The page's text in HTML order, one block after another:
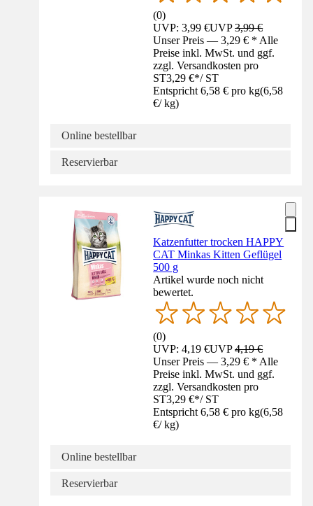
(0)
UVP: 3,99 €UVP3,99 €
Unser Preis — 3,29 € * Alle
Preise inkl. MwSt. und ggf.
zzgl. Versandkosten pro
ST3,29 €*/ ST
Entspricht 6,58 € pro kg(6,58
€/ kg)
Online bestellbar
Reservierbar
Katzenfutter trocken HAPPY
CAT Minkas Kitten Geflügel
500 g
Artikel wurde noch nicht
bewertet.
(0)
UVP: 4,19 €UVP4,19 €
Unser Preis — 3,29 € * Alle
Preise inkl. MwSt. und ggf.
zzgl. Versandkosten pro
ST3,29 €*/ ST
Entspricht 6,58 € pro kg(6,58
€/ kg)
Online bestellbar
Reservierbar